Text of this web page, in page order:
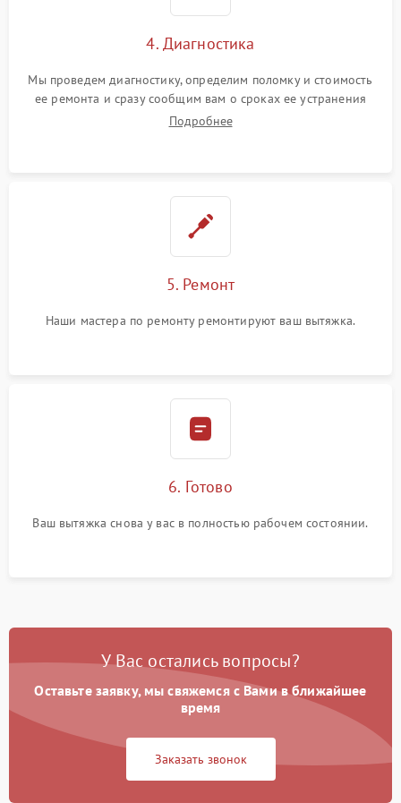
4. Диагностика
Мы проведем диагностику, определим поломку и стоимость
ее ремонта и сразу сообщим вам о сроках ее устранения
Подробнее
5. Ремонт
Наши мастера по ремонту ремонтируют ваш вытяжка.
6. Готово
Ваш вытяжка снова у вас в полностью рабочем состоянии.
У Вас остались вопросы?
Оставьте заявку, мы свяжемся с Вами в ближайшее
время
Заказать звонок